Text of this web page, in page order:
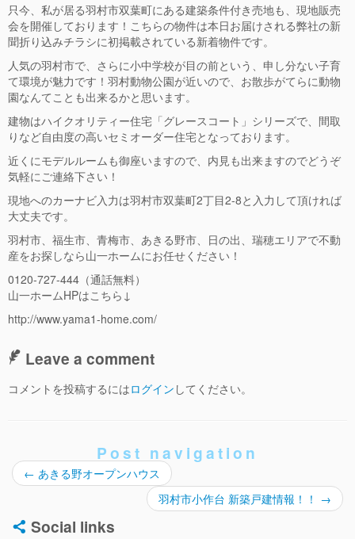
只今、私が居る羽村市双葉町にある建築条件付き売地も、現地販売
会を開催しております！こちらの物件は本日お届けされる弊社の新
聞折り込みチラシに初掲載されている新着物件です。
人気の羽村市で、さらに小中学校が目の前という、申し分ない子育
て環境が魅力です！羽村動物公園が近いので、お散歩がてらに動物
園なんてことも出来るかと思います。
建物はハイクオリティー住宅「グレースコート」シリーズで、間取
りなど自由度の高いセミオーダー住宅となっております。
近くにモデルルームも御座いますので、内見も出来ますのでどうぞ
気軽にご連絡下さい！
現地へのカーナビ入力は羽村市双葉町2丁目2-8と入力して頂ければ
大丈夫です。
羽村市、福生市、青梅市、あきる野市、日の出、瑞穂エリアで不動
産をお探しなら山一ホームにお任せください！
0120-727-444（通話無料）
山一ホームHPはこちら↓
http://www.yama1-home.com/
Leave a comment
コメントを投稿するにはログイン してください。
Post navigation
← あきる野オープンハウス
羽村市小作台 新築戸建情報！！ →
Social links